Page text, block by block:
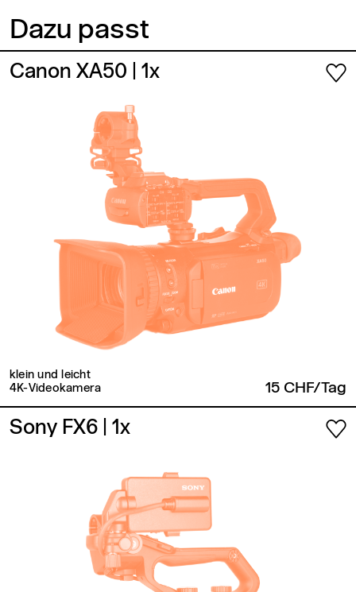
Dazu passt
Canon XA50 | 1x
klein und leicht
4K-Videokamera
15 CHF/Tag
Sony FX6 | 1x